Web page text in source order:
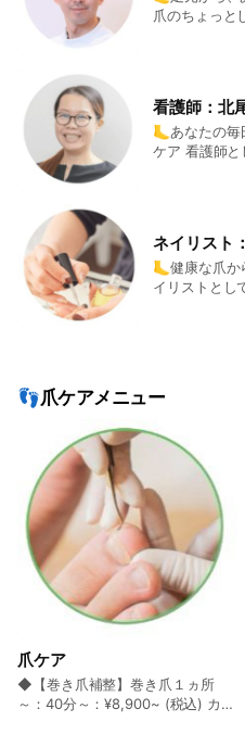
爪のちょっと
でなく、歩
心がけていま
そう感じてい
すので、どん
看護師：
🦶あなたの毎
ケア 看護師としての豊富な経験と、認定活術療法
がスムーズに
っしゃいます
相談ください
ネイリスト
🦶健康な爪か
イリストとし
せたくなる、
セラピスト
👣爪ケアメニュー
爪ケア
◆【巻き爪補整】巻き爪１ヵ所
～：40分～：¥8,900~ (税込) カウ